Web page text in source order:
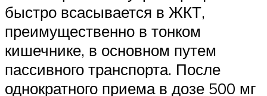
быстро всасывается в ЖКТ,
преимущественно в тонком
кишечнике, в основном путем
пассивного транспорта. После
однократного приема в дозе 500 мг